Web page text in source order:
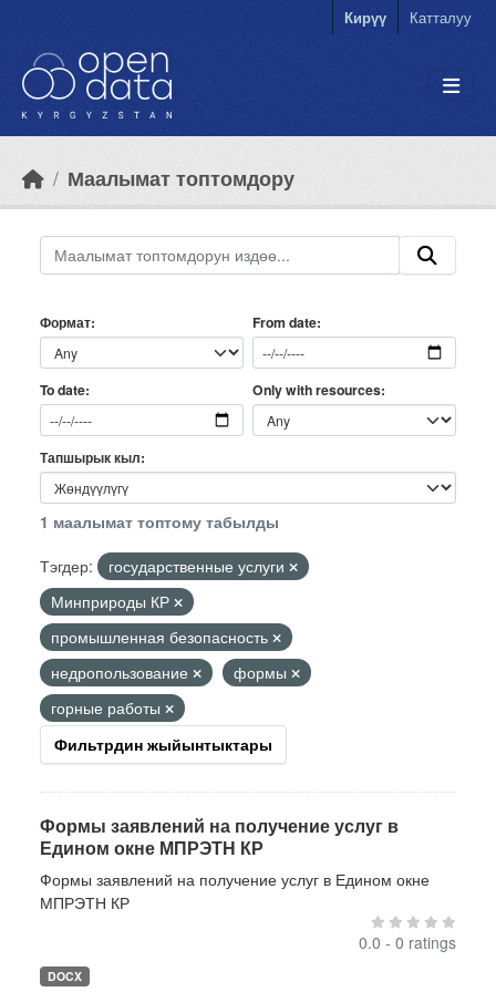
Кирүү Катталуу
Маалымат топтомдору
Формат From date
To date Only with resources
Тапшырык кыл
1 маалымат топтому табылды
Тэгдер:
государственные услуги
Минприроды КР
промышленная безопасность
недропользование
формы
горные работы
Фильтрдин жыйынтыктары
Формы заявлений на получение услуг в
Едином окне МПРЭТН КР
Формы заявлений на получение услуг в Едином окне
МПРЭТН КР
0.0 - 0 ratings
DOCX